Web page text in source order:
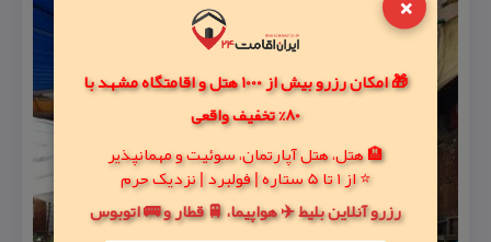
🎁 امکان رزرو بیش از 1000 هتل و اقامتگاه مشهد با
80% تخفیف واقعی
🏨 هتل، هتل آپارتمان، سوئیت و مهمانپذیر
⭐ از 1 تا 5 ستاره | فولبرد | نزدیک حرم
رزرو آنلاین بلیط ✈️ هواپیما، 🚆 قطار و 🚌 اتوبوس